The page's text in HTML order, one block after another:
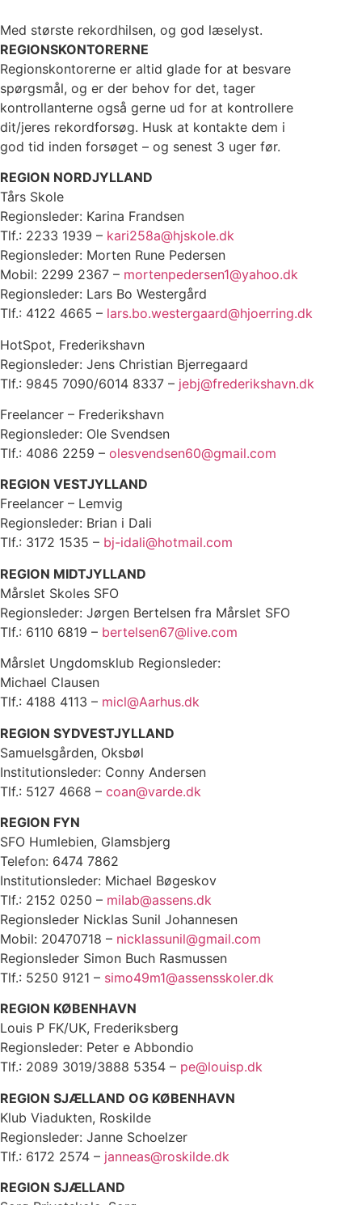
Med største rekordhilsen, og god læselyst.
REGIONSKONTORERNE
Regionskontorerne er altid glade for at besvare
spørgsmål, og er der behov for det, tager
kontrollanterne også gerne ud for at kontrollere
dit/jeres rekordforsøg. Husk at kontakte dem i
god tid inden forsøget – og senest 3 uger før.
REGION NORDJYLLAND
Tårs Skole
Regionsleder: Karina Frandsen
Tlf.: 2233 1939 – kari258a@hjskole.dk
Regionsleder: Morten Rune Pedersen
Mobil: 2299 2367 – mortenpedersen1@yahoo.dk
Regionsleder: Lars Bo Westergård
Tlf.: 4122 4665 – lars.bo.westergaard@hjoerring.dk
HotSpot, Frederikshavn
Regionsleder: Jens Christian Bjerregaard
Tlf.: 9845 7090/6014 8337 – jebj@frederikshavn.dk
Freelancer – Frederikshavn
Regionsleder: Ole Svendsen
Tlf.: 4086 2259 – olesvendsen60@gmail.com
REGION VESTJYLLAND
Freelancer – Lemvig
Regionsleder: Brian i Dali
Tlf.: 3172 1535 – bj-idali@hotmail.com
REGION MIDTJYLLAND
Mårslet Skoles SFO
Regionsleder: Jørgen Bertelsen fra Mårslet SFO
Tlf.: 6110 6819 – bertelsen67@live.com
Mårslet Ungdomsklub Regionsleder:
Michael Clausen
Tlf.: 4188 4113 – micl@Aarhus.dk
REGION SYDVESTJYLLAND
Samuelsgården, Oksbøl
Institutionsleder: Conny Andersen
Tlf.: 5127 4668 – coan@varde.dk
REGION FYN
SFO Humlebien, Glamsbjerg
Telefon: 6474 7862
Institutionsleder: Michael Bøgeskov
Tlf.: 2152 0250 – milab@assens.dk
Regionsleder Nicklas Sunil Johannesen
Mobil: 20470718 – nicklassunil@gmail.com
Regionsleder Simon Buch Rasmussen
Tlf.: 5250 9121 – simo49m1@assensskoler.dk
REGION KØBENHAVN
Louis P FK/UK, Frederiksberg
Regionsleder: Peter e Abbondio
Tlf.: 2089 3019/3888 5354 – pe@louisp.dk
REGION SJÆLLAND OG KØBENHAVN
Klub Viadukten, Roskilde
Regionsleder: Janne Schoelzer
Tlf.: 6172 2574 – janneas@roskilde.dk
REGION SJÆLLAND